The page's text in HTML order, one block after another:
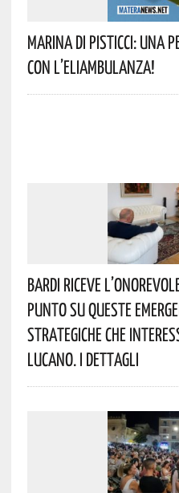
Marina Di Pisticci: Una
Con L’eliambulanza!
Bardi Riceve
Punto Su Queste
Strategiche Che
Lucano. I Dettagli